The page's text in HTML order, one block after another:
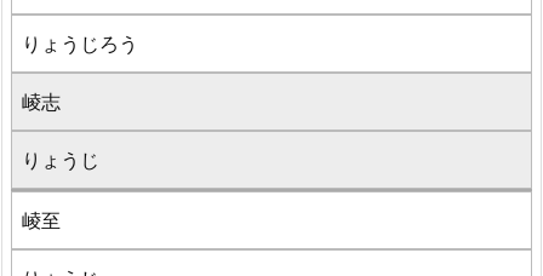
りょうじろう
崚志
りょうじ
崚至